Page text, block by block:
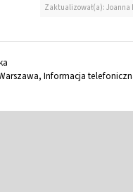
Zaktualizował(a):
Informacja